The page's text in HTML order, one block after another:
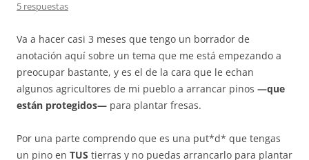
5 respuestas
Va a hacer casi 3 meses que tengo un borrador de
anotación aquí sobre un tema que me está empezando a
preocupar bastante, y es el de la cara que le echan
algunos agricultores de mi pueblo a arrancar pinos —que
están protegidos— para plantar fresas.
Por una parte comprendo que es una put*d* que tengas
un pino en TUS tierras y no puedas arrancarlo para plantar